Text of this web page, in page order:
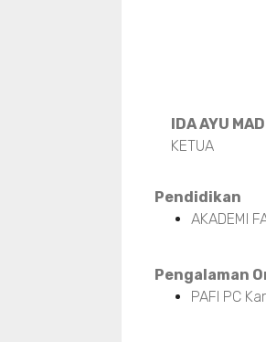
IDA AYU
KETUA
Pendidikan
AKADEMI
Pengalaman
PAFI PC